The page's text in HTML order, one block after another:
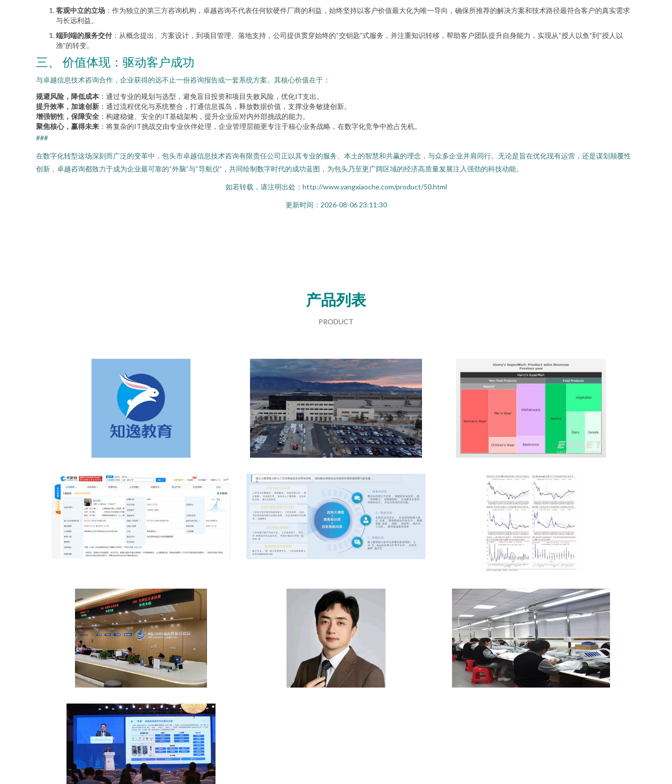
客观中立的立场 ：作为独立的第三方咨询机构，卓越咨询不代表任何软硬件厂商的利益，始终坚持以客户价值最大化为唯一导向，确保所推荐的解决方案和技术路径最符合客户的真实需求
与长远利益。
端到端的服务交付 ：从概念提出、方案设计，到项目管理、落地支持，公司提供贯穿始终的“交钥匙”式服务，并注重知识转移，帮助客户团队提升自身能力，实现从“授人以鱼”到“授人以
渔”的转变。
三、 价值体现：驱动客户成功
与卓越信息技术咨询合作，企业获得的远不止一份咨询报告或一套系统方案。其核心价值在于：
规避风险，降低成本 ：通过专业的规划与选型，避免盲目投资和项目失败风险，优化IT支出。
提升效率，加速创新 ：通过流程优化与系统整合，打通信息孤岛，释放数据价值，支撑业务敏捷创新。
增强韧性，保障安全 ：构建稳健、安全的IT基础架构，提升企业应对内外部挑战的能力。
聚焦核心，赢得未来 ：将复杂的IT挑战交由专业伙伴处理，企业管理层能更专注于核心业务战略，在数字化竞争中抢占先机。
###
在数字化转型这场深刻而广泛的变革中，包头市卓越信息技术咨询有限责任公司正以其专业的服务、本土的智慧和共赢的理念，与众多企业并肩同行。无论是旨在优化现有运营，还是谋划颠覆性
创新，卓越咨询都致力于成为企业最可靠的“外脑”与“导航仪”，共同绘制数字时代的成功蓝图，为包头乃至更广阔区域的经济高质量发展注入强劲的科技动能。
如若转载，请注明出处：http://www.yangxiaoche.com/product/50.html
更新时间：2026-08-06 23:11:30
产品列表
PRODUCT